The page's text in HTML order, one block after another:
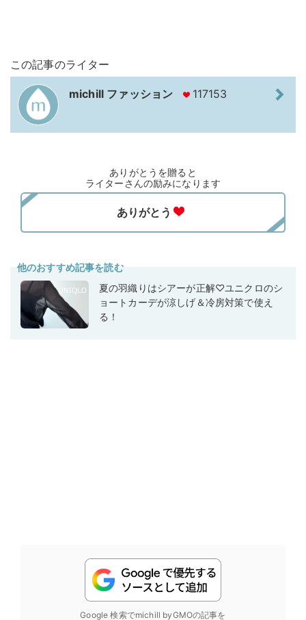
この記事のライター
michill ファッション 117153
ありがとうを贈ると
ライターさんの励みになります
他のおすすめ記事を読む
夏の羽織りはシアーが正解♡ユニクロのシ
ョートカーデが涼しげ＆冷房対策で使え
る！
Google 検索でmichill byGMOの記事を